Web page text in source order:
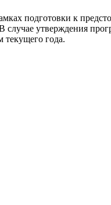
подготовки к
случае утверждения
текущего года.